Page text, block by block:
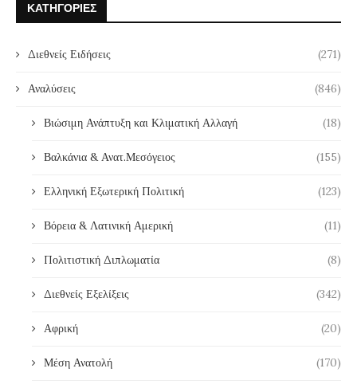
ΚΑΤΗΓΟΡΊΕΣ
Διεθνείς Ειδήσεις (271)
Αναλύσεις (846)
Βιώσιμη Ανάπτυξη και Κλιματική Αλλαγή (18)
Βαλκάνια & Ανατ.Μεσόγειος (155)
Ελληνική Εξωτερική Πολιτική (123)
Βόρεια & Λατινική Αμερική (11)
Πολιτιστική Διπλωματία (8)
Διεθνείς Εξελίξεις (342)
Αφρική (20)
Μέση Ανατολή (170)